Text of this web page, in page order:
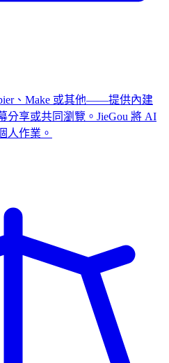
、Make 或其他——提供內建
分享或共同瀏覽。JieGou 將 AI
人作業。